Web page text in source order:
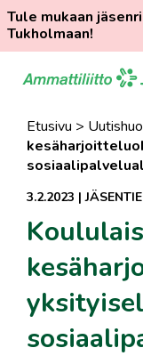
Tule mukaan
Tukholmaan!
suoraan
Etusivu >
3.2.2023 |